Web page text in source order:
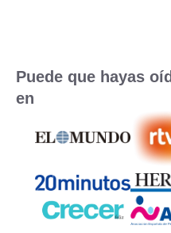
Puede que hayas
en